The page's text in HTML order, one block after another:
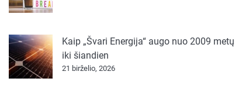
Kaip „Švari Energija“ augo nuo 2009 metų
iki šiandien
21 birželio, 2026